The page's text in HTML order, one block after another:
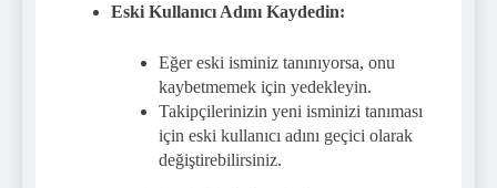
Eski Kullanıcı Adını Kaydedin:
Eğer eski isminiz tanınıyorsa, onu
kaybetmemek için yedekleyin.
Takipçilerinizin yeni isminizi tanıması
için eski kullanıcı adını geçici olarak
değiştirebilirsiniz.